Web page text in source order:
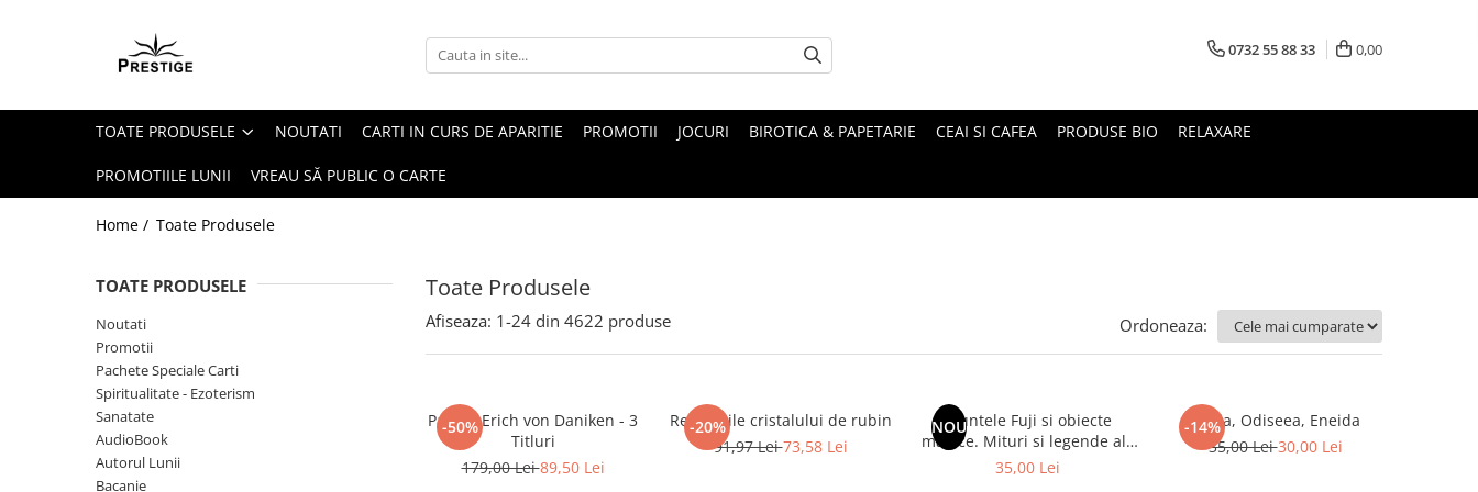
Toate Produsele
Pachete Speciale Carti
Spiritualitate - Ezoterism
AngelConnection
Chiromantie
Dezvoltare Spirituala
KidConnection
Minte Corp
New Illuminati Files
0732 55 88 33 0,00
TOATE PRODUSELE NOUTATI CARTI IN CURS DE APARITIE PROMOTII JOCURI BIROTICA & PAPETARIE CEAI SI CAFEA PRODUSE BIO RELAXARE
PROMOTIILE LUNII VREAU SĂ PUBLIC O CARTE
Home / Toate Produsele
Toate Produsele
TOATE PRODUSELE
Noutati
Promotii
Pachete Speciale Carti
Spiritualitate - Ezoterism
Sanatate
AudioBook
Autorul Lunii
Bacanie
Afiseaza: 1-24 din 4622 produse Ordoneaza:
-50%
Pachet Erich von Daniken - 3
Titluri
179,00 Lei89,50 Lei
-20%
Revelatiile cristalului de rubin
91,97 Lei73,58 Lei
NOU
Muntele Fuji si obiecte
magice. Mituri si legende ale
Japoniei
35,00 Lei
-14%
Iliada, Odiseea, Eneida
35,00 Lei30,00 Lei